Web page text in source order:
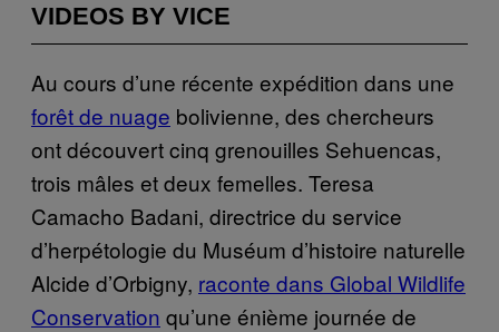
VIDEOS BY VICE
Au cours d’une récente expédition dans une
forêt de nuage bolivienne, des chercheurs
ont découvert cinq grenouilles Sehuencas,
trois mâles et deux femelles. Teresa
Camacho Badani, directrice du service
d’herpétologie du Muséum d’histoire naturelle
Alcide d’Orbigny, raconte dans Global Wildlife
Conservation qu’une énième journée de